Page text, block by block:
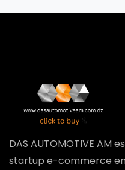
DAS AUTOMOTIVE AM
startup e-commerce